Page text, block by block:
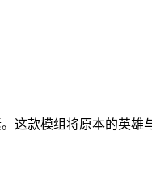
这款模组将原本的英